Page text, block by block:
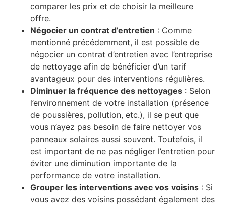
comparer les prix et de choisir la meilleure
offre.
Négocier un contrat d’entretien : Comme
mentionné précédemment, il est possible de
négocier un contrat d’entretien avec l’entreprise
de nettoyage afin de bénéficier d’un tarif
avantageux pour des interventions régulières.
Diminuer la fréquence des nettoyages : Selon
l’environnement de votre installation (présence
de poussières, pollution, etc.), il se peut que
vous n’ayez pas besoin de faire nettoyer vos
panneaux solaires aussi souvent. Toutefois, il
est important de ne pas négliger l’entretien pour
éviter une diminution importante de la
performance de votre installation.
Grouper les interventions avec vos voisins : Si
vous avez des voisins possédant également des